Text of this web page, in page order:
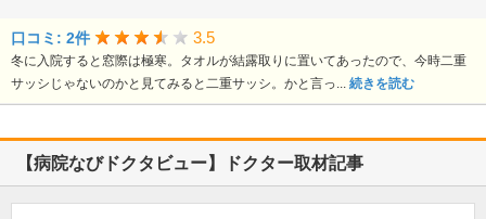
口コミ: 2件 3.5
冬に入院すると窓際は極寒。タオルが結露取りに置いてあったので、今時二重
サッシじゃないのかと見てみると二重サッシ。かと言っ... 続きを読む
【病院なびドクタビュー】ドクター取材記事